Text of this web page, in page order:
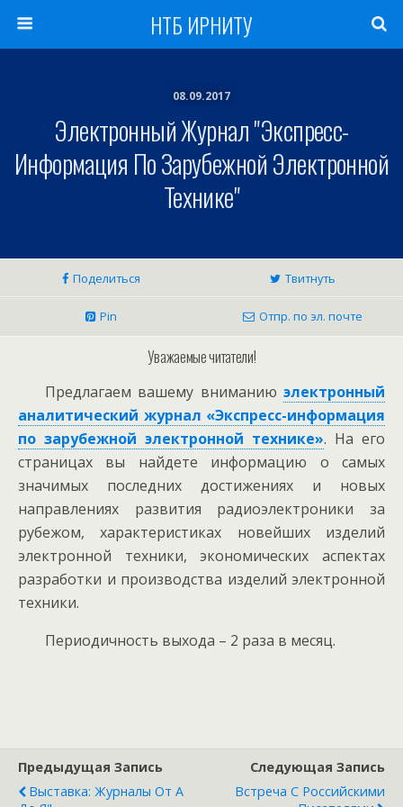
НТБ ИРНИТУ
08.09.2017
Электронный Журнал "Экспресс-
Информация По Зарубежной Электронной
Технике"
Поделиться Твитнуть
Pin Отпр. по эл. почте
Уважаемые читатели!
Предлагаем вашему вниманию электронный
аналитический журнал «Экспресс-информация
по зарубежной электронной технике». На его
страницах вы найдете информацию о самых
значимых последних достижениях и новых
направлениях развития радиоэлектроники за
рубежом, характеристиках новейших изделий
электронной техники, экономических аспектах
разработки и производства изделий электронной
техники.
Периодичность выхода – 2 раза в месяц.
Предыдущая Запись
Выставка: Журналы От А
Следующая Запись
Встреча С Российскими